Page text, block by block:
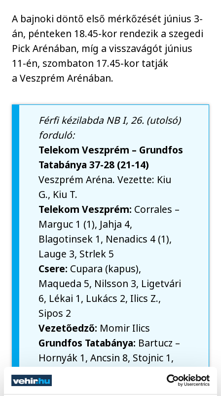
A bajnoki döntő első mérkőzését június 3-
án, pénteken 18.45-kor rendezik a szegedi
Pick Arénában, míg a visszavágót június
11-én, szombaton 17.45-kor tatják
a Veszprém Arénában.
Férfi kézilabda NB I, 26. (utolsó)
forduló:
Telekom Veszprém – Grundfos
Tatabánya 37-28 (21-14)
Veszprém Aréna. Vezette: Kiu
G., Kiu T.
Telekom Veszprém: Corrales –
Marguc 1 (1), Jahja 4,
Blagotinsek 1, Nenadics 4 (1),
Lauge 3, Strlek 5
Csere: Cupara (kapus),
Maqueda 5, Nilsson 3, Ligetvári
6, Lékai 1, Lukács 2, Ilics Z.,
Sipos 2
Vezetőedző: Momir Ilics
Grundfos Tatabánya: Bartucz –
Hornyák 1, Ancsin 8, Stojnic 1,
Juhász 3, Győri 3, Sunajko 6 (2)
Csere: